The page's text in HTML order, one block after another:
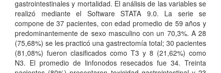
gastrointestinales y mortalidad. El análisis de las variables se
realizó mediante el Software STATA 9.0. La serie se
compone de 37 pacientes, con edad promedio de 59 años y
predominantemente de sexo masculino con un 70,3%. A 28
(75,68%) se les practicó una gastrectomía total; 30 pacientes
(81,08%) fueron clasificados como T3 y 8 (21,62%) como
N3. El promedio de linfonodos resecados fue 34. Treinta